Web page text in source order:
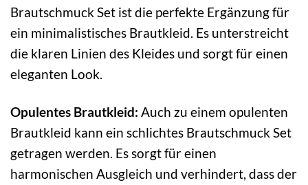
Brautschmuck Set ist die perfekte Ergänzung für
ein minimalistisches Brautkleid. Es unterstreicht
die klaren Linien des Kleides und sorgt für einen
eleganten Look.
Opulentes Brautkleid: Auch zu einem opulenten
Brautkleid kann ein schlichtes Brautschmuck Set
getragen werden. Es sorgt für einen
harmonischen Ausgleich und verhindert, dass der